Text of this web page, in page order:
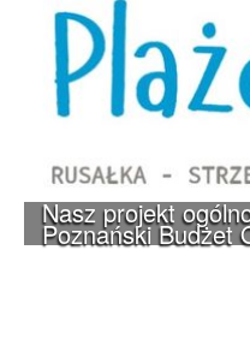
Nasz projekt
Poznański Budżet